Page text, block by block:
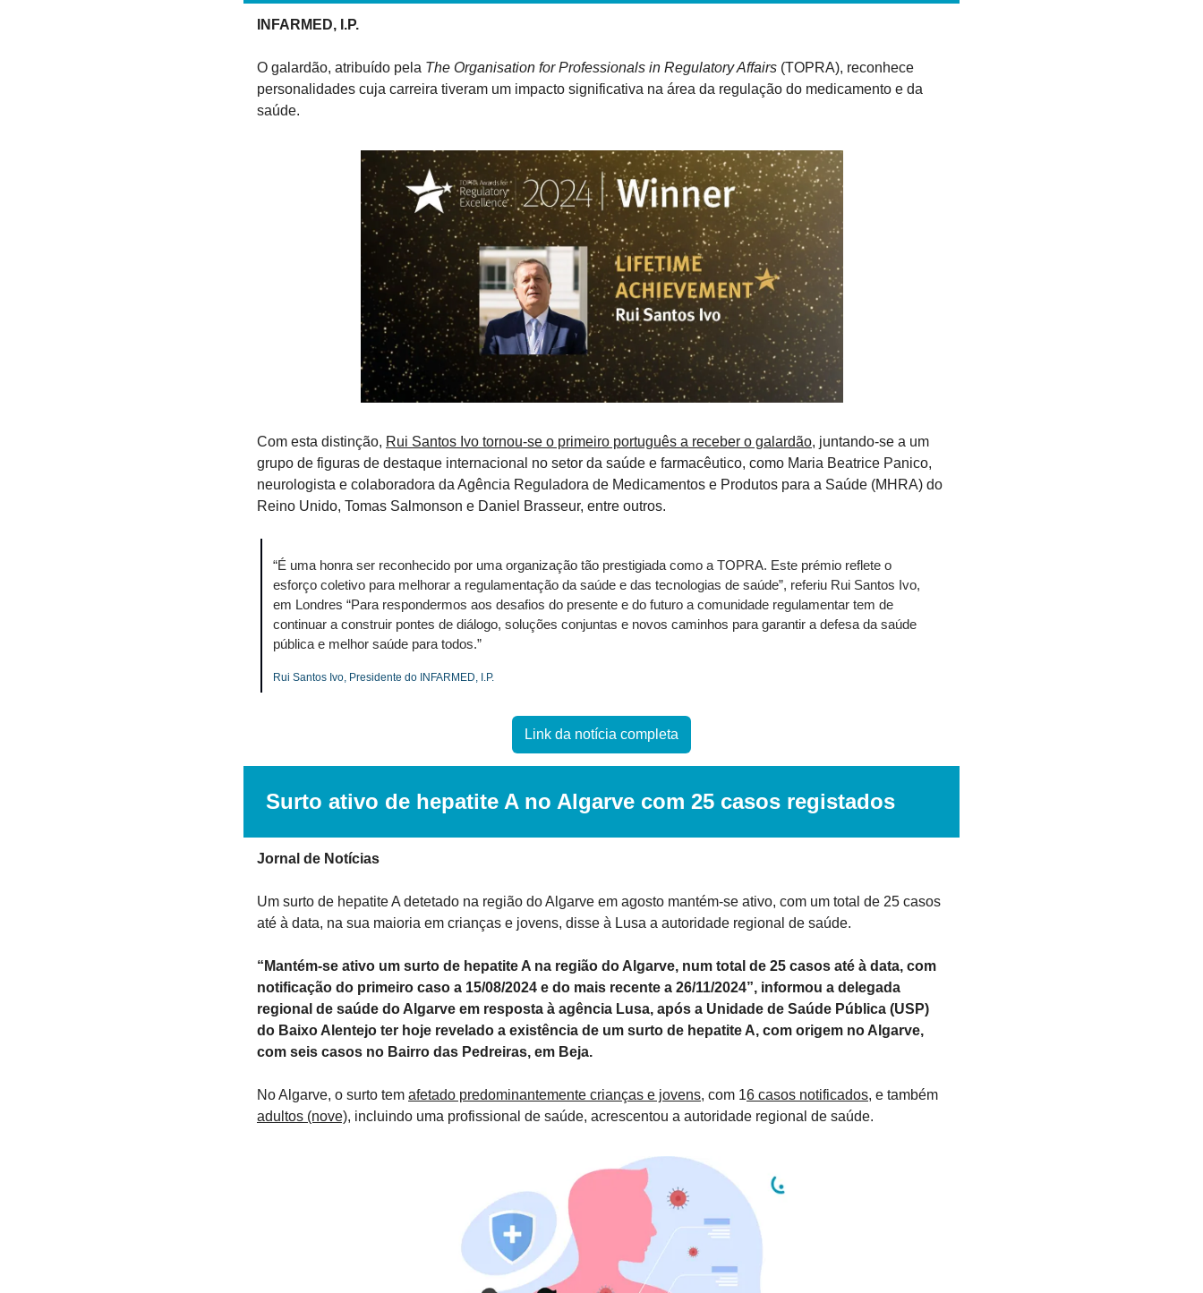
INFARMED, I.P.
O galardão, atribuído pela The Organisation for Professionals in Regulatory Affairs (TOPRA), reconhece
personalidades cuja carreira tiveram um impacto significativa na área da regulação do medicamento e da
saúde.
Com esta distinção, Rui Santos Ivo tornou-se o primeiro português a receber o galardão, juntando-se a um
grupo de figuras de destaque internacional no setor da saúde e farmacêutico, como Maria Beatrice Panico,
neurologista e colaboradora da Agência Reguladora de Medicamentos e Produtos para a Saúde (MHRA) do
Reino Unido, Tomas Salmonson e Daniel Brasseur, entre outros.
“É uma honra ser reconhecido por uma organização tão prestigiada como a TOPRA. Este prémio reflete o
esforço coletivo para melhorar a regulamentação da saúde e das tecnologias de saúde”, referiu Rui Santos Ivo,
em Londres “Para respondermos aos desafios do presente e do futuro a comunidade regulamentar tem de
continuar a construir pontes de diálogo, soluções conjuntas e novos caminhos para garantir a defesa da saúde
pública e melhor saúde para todos.”
Rui Santos Ivo, Presidente do INFARMED, I.P.
Link da notícia completa
Surto ativo de hepatite A no Algarve com 25 casos registados
Jornal de Notícias
Um surto de hepatite A detetado na região do Algarve em agosto mantém-se ativo, com um total de 25 casos
até à data, na sua maioria em crianças e jovens, disse à Lusa a autoridade regional de saúde.
“Mantém-se ativo um surto de hepatite A na região do Algarve, num total de 25 casos até à data, com
notificação do primeiro caso a 15/08/2024 e do mais recente a 26/11/2024”, informou a delegada
regional de saúde do Algarve em resposta à agência Lusa, após a Unidade de Saúde Pública (USP)
do Baixo Alentejo ter hoje revelado a existência de um surto de hepatite A, com origem no Algarve,
com seis casos no Bairro das Pedreiras, em Beja.
No Algarve, o surto tem afetado predominantemente crianças e jovens, com 16 casos notificados
adultos (nove), incluindo uma profissional de saúde, acrescentou a autoridade regional de saúde.